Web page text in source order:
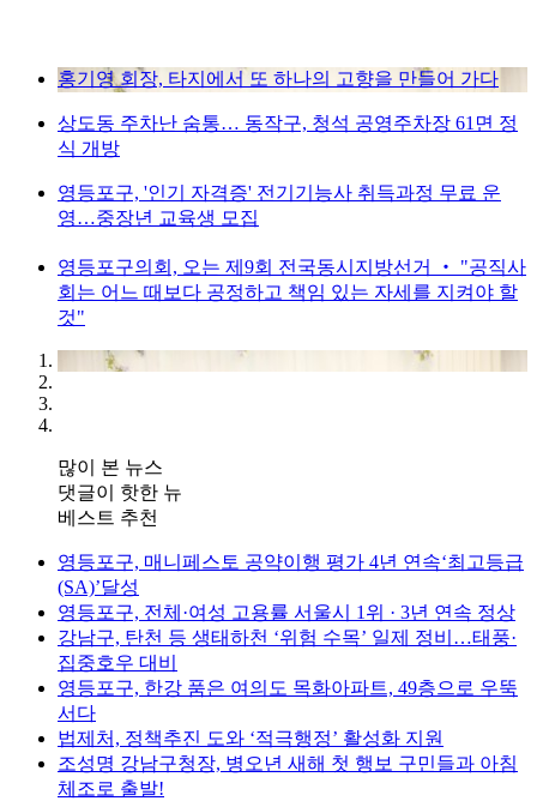
홍기영 회장, 타지에서 또 하나의 고향을 만들어 가다
상도동 주차난 숨통… 동작구, 청석 공영주차장 61면 정
식 개방
영등포구, '인기 자격증' 전기기능사 취득과정 무료 운
영…중장년 교육생 모집
영등포구의회, 오는 제9회 전국동시지방선거 ‧ "공직사
회는 어느 때보다 공정하고 책임 있는 자세를 지켜야 할
것"
많이 본 뉴스
댓글이 핫한 뉴
베스트 추천
영등포구, 매니페스토 공약이행 평가 4년 연속‘최고등급
(SA)’달성
영등포구, 전체·여성 고용률 서울시 1위 · 3년 연속 정상
강남구, 탄천 등 생태하천 ‘위험 수목’ 일제 정비…태풍·
집중호우 대비
영등포구, 한강 품은 여의도 목화아파트, 49층으로 우뚝
서다
법제처, 정책추진 도와 ‘적극행정’ 활성화 지원
조성명 강남구청장, 병오년 새해 첫 행보 구민들과 아침
체조로 출발!